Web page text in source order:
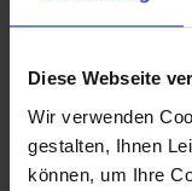
Diese Webseite
Wir verwenden
gestalten, Ihnen
können, um Ihre
Schwere